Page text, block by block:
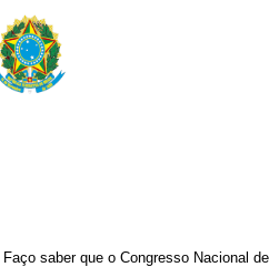
Faço saber que o Congresso Nacional